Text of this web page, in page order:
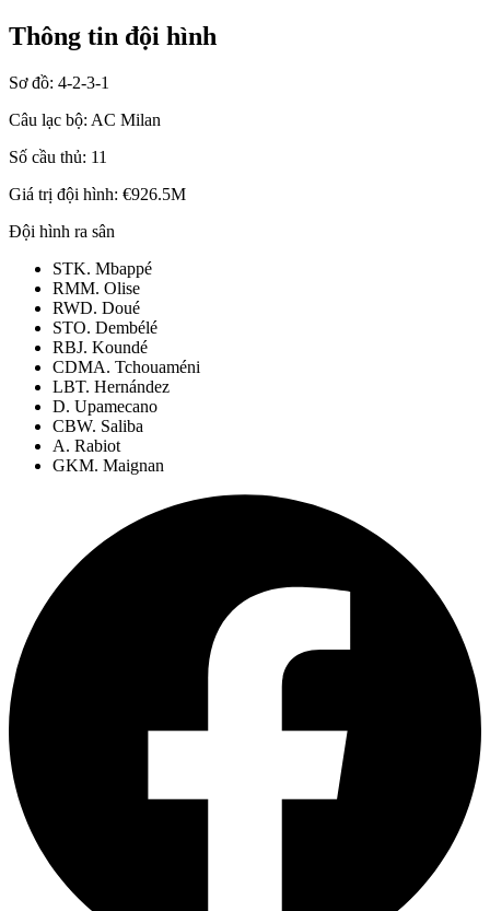
Thông tin đội hình
Sơ đồ: 4-2-3-1
Câu lạc bộ: AC Milan
Số cầu thủ: 11
Giá trị đội hình: €926.5M
Đội hình ra sân
STK. Mbappé
RMM. Olise
RWD. Doué
STO. Dembélé
RBJ. Koundé
CDMA. Tchouaméni
LBT. Hernández
D. Upamecano
CBW. Saliba
A. Rabiot
GKM. Maignan